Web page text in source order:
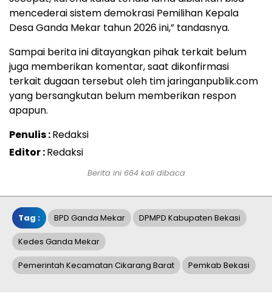
mencederai sistem demokrasi Pemilihan Kepala
Desa Ganda Mekar tahun 2026 ini,” tandasnya.
Sampai berita ini ditayangkan pihak terkait belum
juga memberikan komentar, saat dikonfirmasi
terkait dugaan tersebut oleh tim jaringanpublik.com
yang bersangkutan belum memberikan respon
apapun.
Penulis :Redaksi
Editor :Redaksi
Berita ini 664 kali dibaca
Tag : BPD Ganda Mekar DPMPD Kabupaten Bekasi
Kedes Ganda Mekar
Pemerintah Kecamatan Cikarang Barat Pemkab Bekasi